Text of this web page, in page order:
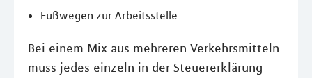
Fußwegen zur Arbeitsstelle
Bei einem Mix aus mehreren Verkehrsmitteln
muss jedes einzeln in der Steuererklärung